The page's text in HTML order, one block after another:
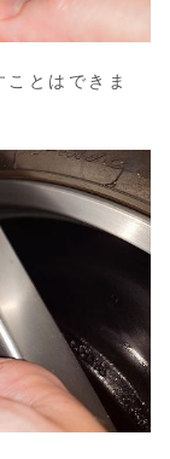
とはできま